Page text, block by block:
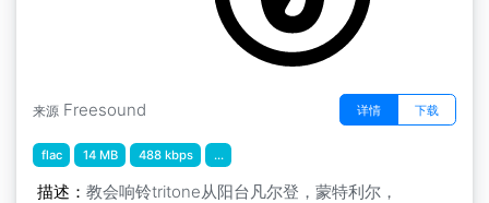
来源 Freesound 详情 下载
flac 14 MB 488 kbps ...
描述： 教会响铃tritone从阳台凡尔登，蒙特利尔，